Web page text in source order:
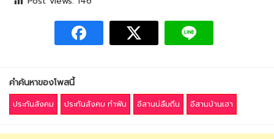
คำค้นหาของโพสนี้
ประกันสังคม ประกันสังคม ทำฟัน อีสานบ่ลืมถิ่น อีสานบ้านเฮา